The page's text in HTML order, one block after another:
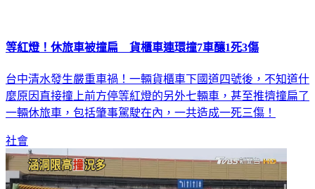
等紅燈！休旅車被撞扁 貨櫃車連環撞7車釀1死3傷
台中清水發生嚴重車禍！一輛貨櫃車下國道四號後，不知道什
麼原因直接撞上前方停等紅燈的另外七輛車，甚至推擠撞扁了
一輛休旅車，包括肇事駕駛在內，一共造成一死三傷！
社會